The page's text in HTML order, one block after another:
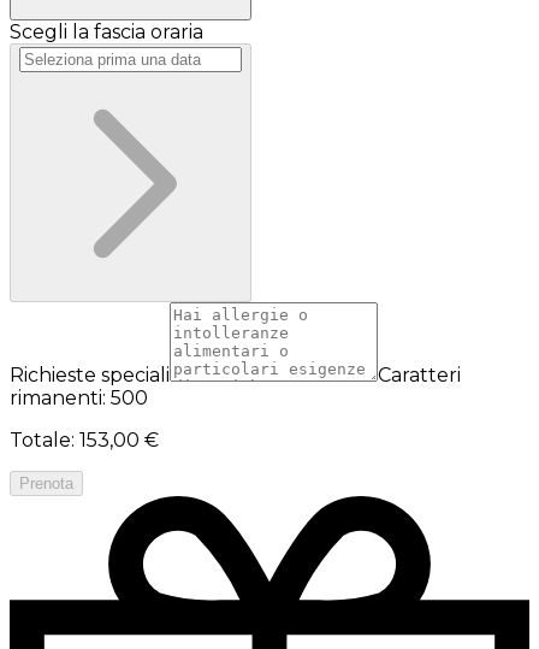
Scegli la fascia oraria
Richieste speciali
Caratteri
rimanenti: 500
Totale: 153,00 €
Prenota